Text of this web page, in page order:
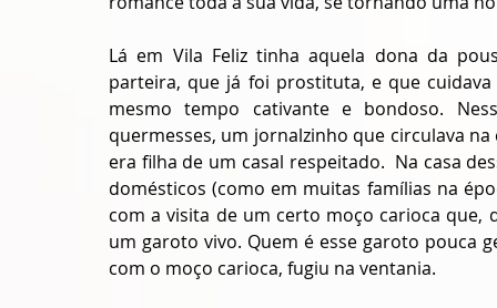
Lá em Vila Feliz tinha aquela dona da
parteira, que já foi prostituta, e que
mesmo tempo cativante e bondoso.
quermesses, um jornalzinho que circulava
era filha de um casal respeitado.  Na casa
domésticos (como em muitas famílias na
com a visita de um certo moço carioca
um garoto vivo. Quem é esse garoto pouca
com o moço carioca, fugiu na ventania.